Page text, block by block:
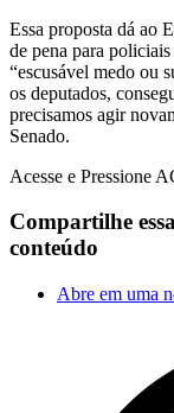
Essa proposta dá ao
de pena para
“escusável medo ou
os deputados,
precisamos agir
Senado.
Acesse e Pressione
Compartilhe
conteúdo
Abre em uma